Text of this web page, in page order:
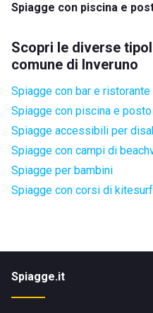
Spiagge con piscina e
Scopri le diverse
comune di Inveruno
Spiagge con bar e ristorante
Spiagge con piscina e
Spiagge accessibili per
Spiagge con campi di
Spiagge per bambini
Spiagge con corsi di
Spiagge.it